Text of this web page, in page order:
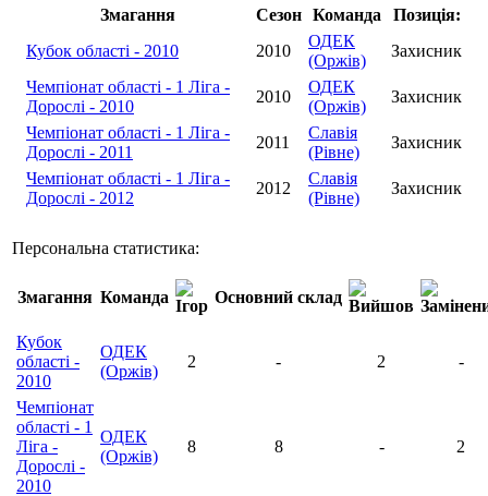
Змагання
Сезон Команда
Позиція:
Кубок області - 2010
2010
ОДЕК
(Оржів)
Захисник
Чемпіонат області - 1 Ліга -
Дорослі - 2010
2010
ОДЕК
(Оржів)
Захисник
Чемпіонат області - 1 Ліга -
Дорослі - 2011
2011
Славія
(Рівне)
Захисник
Чемпіонат області - 1 Ліга -
Дорослі - 2012
2012
Славія
(Рівне)
Захисник
Персональна статистика:
Змагання Команда Основний склад
Кубок
області -
2010
ОДЕК
(Оржів)
2 - 2 -
Чемпіонат
області - 1
Ліга -
Дорослі -
2010
ОДЕК
(Оржів)
8 8 - 2